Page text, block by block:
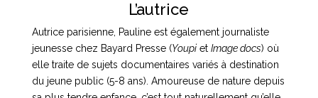
L’autrice
Autrice parisienne, Pauline est également journaliste
jeunesse chez Bayard Presse (Youpi et Image docs) où
elle traite de sujets documentaires variés à destination
du jeune public (5-8 ans). Amoureuse de nature depuis